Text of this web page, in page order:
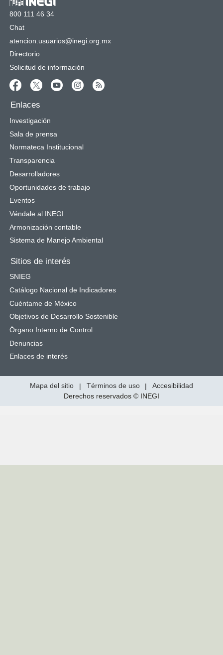
800 111 46 34
Chat
atencion.usuarios@inegi.org.mx
Directorio
Solicitud de información
Enlaces
Investigación
Sala de prensa
Normateca Institucional
Transparencia
Desarrolladores
Oportunidades de trabajo
Eventos
Véndale al INEGI
Armonización contable
Sistema de Manejo Ambiental
Sitios de interés
SNIEG
Catálogo Nacional de Indicadores
Cuéntame de México
Objetivos de Desarrollo Sostenible
Órgano Interno de Control
Denuncias
Enlaces de interés
Mapa del sitio | Términos de uso |
Accesibilidad
Derechos reservados © INEGI